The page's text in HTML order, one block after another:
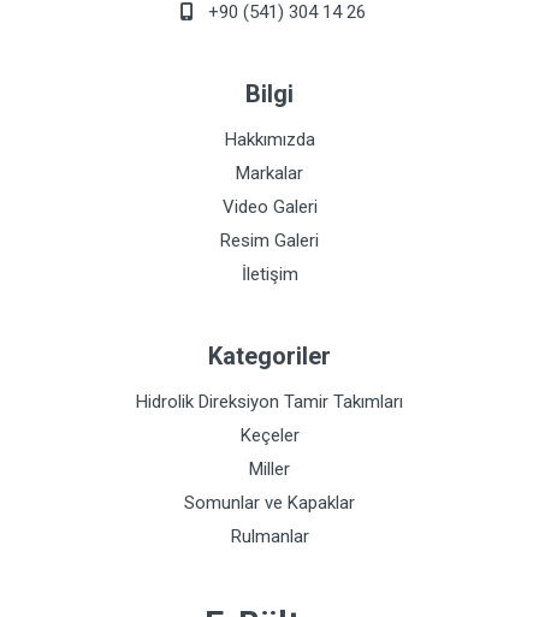
+90 (541) 304 14 26
Bilgi
Hakkımızda
Markalar
Video Galeri
Resim Galeri
İletişim
Kategoriler
Hidrolik Direksiyon Tamir Takımları
Keçeler
Miller
Somunlar ve Kapaklar
Rulmanlar